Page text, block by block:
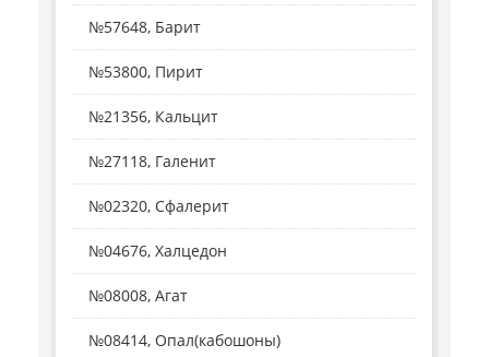
№57648, Барит
№53800, Пирит
№21356, Кальцит
№27118, Галенит
№02320, Сфалерит
№04676, Халцедон
№08008, Агат
№08414, Опал(кабошоны)